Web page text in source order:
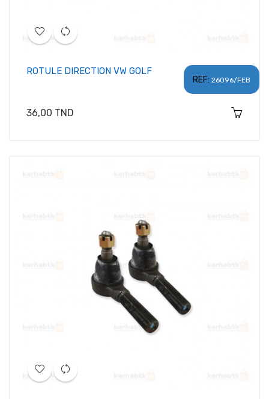
REF: 26096/FEB
ROTULE DIRECTION VW GOLF
Prix
36,00 TND